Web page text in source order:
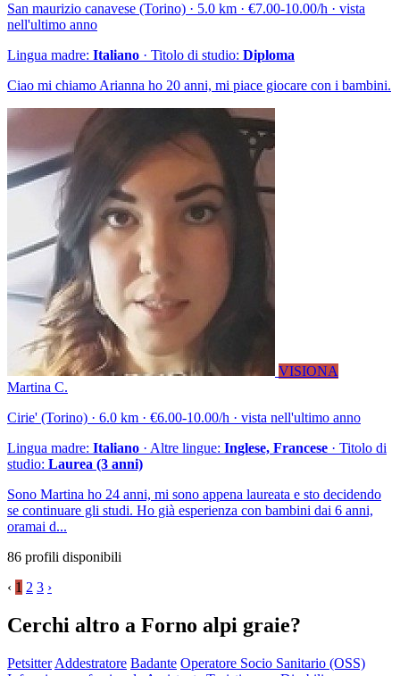
San maurizio canavese (Torino) · 5.0 km · €7.00-10.00/h · vista
nell'ultimo anno
Lingua madre: Italiano · Titolo di studio: Diploma
Ciao mi chiamo Arianna ho 20 anni, mi piace giocare con i bambini.
VISIONA
Martina C.
Cirie' (Torino) · 6.0 km · €6.00-10.00/h · vista nell'ultimo anno
Lingua madre: Italiano · Altre lingue: Inglese, Francese · Titolo di
studio: Laurea (3 anni)
Sono Martina ho 24 anni, mi sono appena laureata e sto decidendo
se continuare gli studi. Ho già esperienza con bambini dai 6 anni,
oramai d...
86 profili disponibili
‹ 1 2 3 ›
Cerchi altro a Forno alpi graie?
Petsitter Addestratore Badante Operatore Socio Sanitario (OSS)